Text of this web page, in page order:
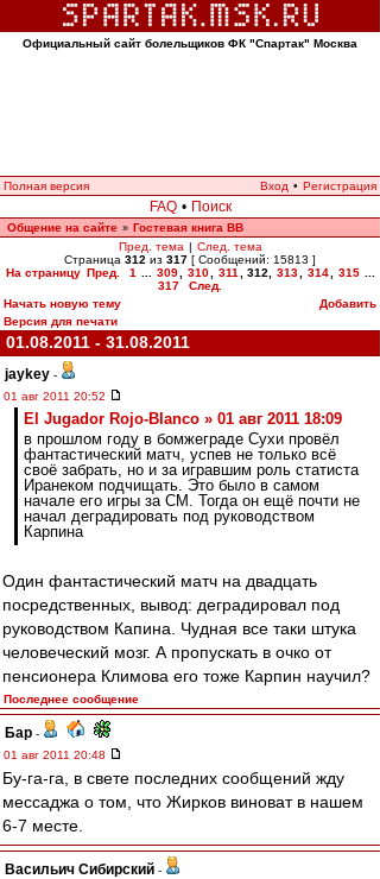
Официальный сайт болельщиков ФК "Спартак" Москва
Полная версия Вход • Регистрация
FAQ • Поиск
Общение на сайте » Гостевая книга ВВ
Пред. тема | След. тема
Страница 312 из 317 [ Сообщений: 15813 ]
На страницу Пред. 1 309 310 311 312 313 314 315
317
След.
Начать новую тему
Добавить
Версия для печати
01.08.2011 - 31.08.2011
jaykey -
01 авг 2011 20:52
El Jugador Rojo-Blanco » 01 авг 2011 18:09
в прошлом году в бомжеграде Сухи провёл
фантастический матч, успев не только всё
своё забрать, но и за игравшим роль статиста
Иранеком подчищать. Это было в самом
начале его игры за СМ. Тогда он ещё почти не
начал деградировать под руководством
Карпина
Один фантастический матч на двадцать
посредственных, вывод: деградировал под
руководством Капина. Чудная все таки штука
человеческий мозг. А пропускать в очко от
пенсионера Климова его тоже Карпин научил?
Последнее сообщение
Бар -
01 авг 2011 20:48
Бу-га-га, в свете последних сообщений жду
мессаджа о том, что Жирков виноват в нашем
6-7 месте.
Васильич Сибирский -